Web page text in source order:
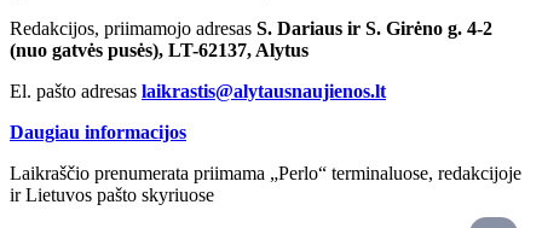
Redakcijos, priimamojo adresas S. Dariaus ir S. Girėno g. 4-2
(nuo gatvės pusės), LT-62137, Alytus
El. pašto adresas laikrastis@alytausnaujienos.lt
Daugiau informacijos
Laikraščio prenumerata priimama „Perlo“ terminaluose, redakcijoje
ir Lietuvos pašto skyriuose